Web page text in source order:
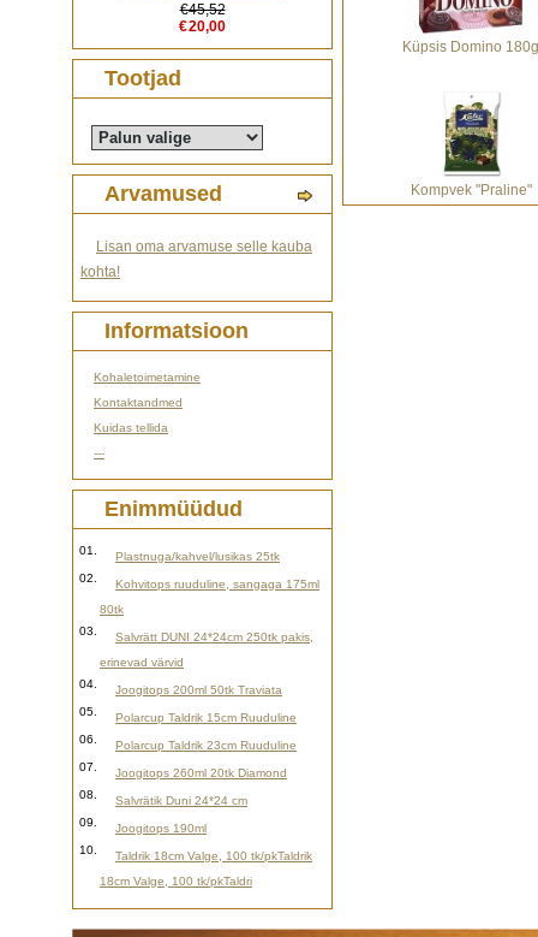
€45,52
€20,00
Tootjad
Arvamused
Lisan oma arvamuse selle kauba
kohta!
Informatsioon
Kohaletoimetamine
Kontaktandmed
Kuidas tellida
---
Enimmüüdud
01.
Plastnuga/kahvel/lusikas 25tk
02.
Kohvitops ruuduline, sangaga 175ml
80tk
03.
Salvrätt DUNI 24*24cm 250tk pakis,
erinevad värvid
04.
Joogitops 200ml 50tk Traviata
05.
Polarcup Taldrik 15cm Ruuduline
06.
Polarcup Taldrik 23cm Ruuduline
07.
Joogitops 260ml 20tk Diamond
08.
Salvrätik Duni 24*24 cm
09.
Joogitops 190ml
10.
Taldrik 18cm Valge, 100 tk/pkTaldrik
18cm Valge, 100 tk/pkTaldri
Küpsis Domino 180g
Kompvek "Praline"